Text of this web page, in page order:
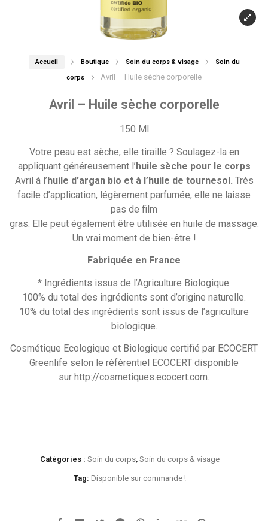
Accueil Boutique Soin du corps & visage
Soin du
corps
Avril – Huile sèche corporelle
Avril – Huile sèche corporelle
150 Ml
Votre peau est sèche, elle tiraille ? Soulagez-la en
appliquant généreusement l’huile sèche pour le corps
Avril à l’huile d’argan bio et à l’huile de tournesol. Très
facile d’application, légèrement parfumée, elle ne laisse
pas de film
gras. Elle peut également être utilisée en huile de massage.
Un vrai moment de bien-être !
Fabriquée en France
* Ingrédients issus de l’Agriculture Biologique.
100% du total des ingrédients sont d’origine naturelle.
10% du total des ingrédients sont issus de l’agriculture
biologique.
Cosmétique Ecologique et Biologique certifié par ECOCERT
Greenlife selon le référentiel ECOCERT disponible
sur http://cosmetiques.ecocert.com.
Catégories : Soin du corps, Soin du corps & visage
Tag: Disponible sur commande !